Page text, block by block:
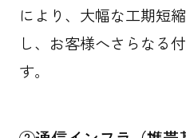
により、大幅な工期短
し、お客様へさらなる
す。